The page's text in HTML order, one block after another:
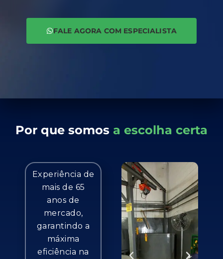
FALE AGORA COM ESPECIALISTA
Por que somos a escolha certa
Experiência de
mais de 65
anos de
mercado,
garantindo a
máxima
eficiência na